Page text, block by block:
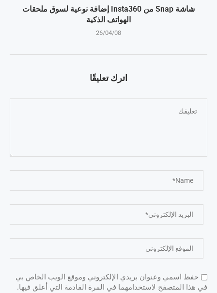
شاشة Snap من Insta360 إضافة نوعية لسوق ملحقات
الهواتف الذكية
26/04/08
اترك تعليقًا
حفظ اسمي وعنوان بريدي الإلكتروني وموقع الويب الخاص بي
في هذا المتصفح لاستخدامهما في المرة القادمة التي أعلق فيها.